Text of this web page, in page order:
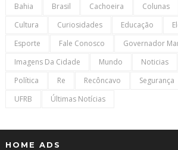
Bahia Brasil Cachoeira Colunas
Cultura
Curiosidades Educação
Esporte
Fale Conosco
Governador
Imagens Da Cidade
Mundo Noticias
Política
Re Recôncavo Segurança
UFRB
Últimas Notícias
HOME ADS